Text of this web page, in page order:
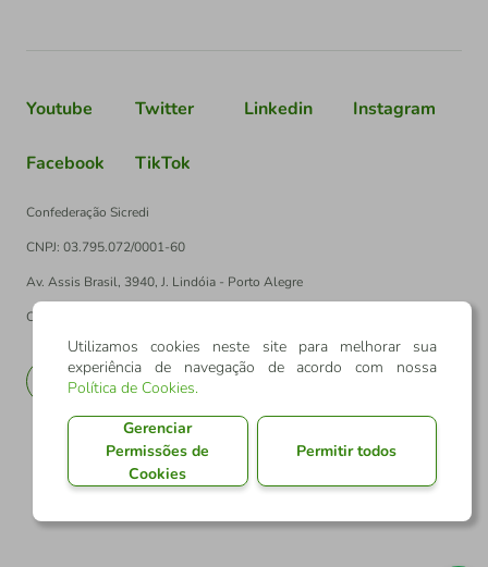
Youtube Twitter Linkedin Instagram
Facebook TikTok
Confederação Sicredi
CNPJ: 03.795.072/0001-60
Av. Assis Brasil, 3940, J. Lindóia - Porto Alegre
CEP: 91010-003
EN
Utilizamos cookies neste site para melhorar sua
experiência de navegação de acordo com nossa
Política de Cookies.
Gerenciar
Permissões de
Cookies
Permitir todos